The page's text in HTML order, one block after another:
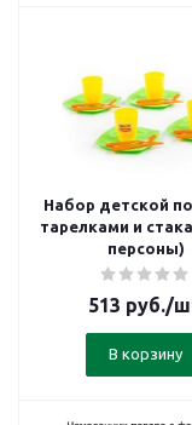
Набор детской
тарелками и
персоны)
513 руб./
В корзину